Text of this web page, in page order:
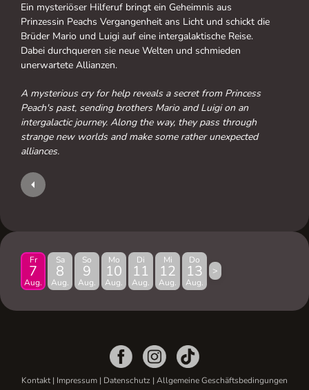
Ein mysteriöser Hilferuf bringt ein Geheimnis aus
Prinzessin Peachs Vergangenheit ans Licht und schickt die
Brüder Mario und Luigi auf eine intergalaktische Reise.
Dabei durchqueren sie neue Welten und schmieden
unerwartete Allianzen.
A mysterious cry for help reveals a secret from Princess
Peach's past, sending brothers Mario and Luigi on an
intergalactic journey. Along the way, they pass through
strange new worlds and make some rather unexpected
alliances.
Fr
7
Aug.
Sa
8
Aug.
So
9
Aug.
Mo
10
Aug.
Di
11
Aug.
Mi
12
Aug.
Do
13
Aug.
>
Kontakt| Impressum | Datenschutz | Allgemeine Geschäftsbedingungen